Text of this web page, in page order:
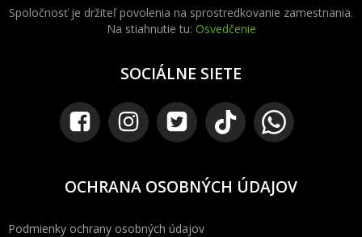
Spoločnosť je držiteľ povolenia na sprostredkovanie zamestnania.
Na stiahnutie tu: Osvedčenie
SOCIÁLNE SIETE
OCHRANA OSOBNÝCH ÚDAJOV
Podmienky ochrany osobných údajov